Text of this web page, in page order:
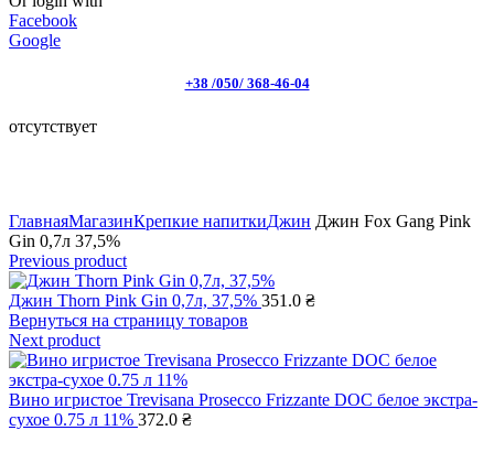
Facebook
Google
+38 /050/ 368-46-04
отсутствует
ГлавнаяМагазинКрепкие напиткиДжин Джин Fox Gang Pink
Gin 0,7л 37,5%
Previous product
Джин Thorn Pink Gin 0,7л, 37,5% 351.0 ₴
Вернуться на страницу товаров
Next product
Вино игристое Trevisana Prosecco Frizzante DOC белое экстра-
сухое 0.75 л 11% 372.0 ₴